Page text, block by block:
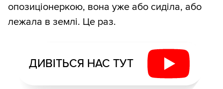
опозиціонеркою, вона уже або сиділа, або
лежала в землі. Це раз.
ДИВІТЬСЯ НАС ТУТ